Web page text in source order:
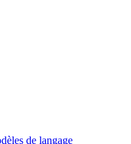
de langage